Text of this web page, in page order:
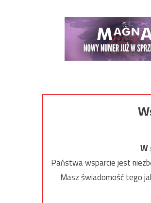
W
Państwa wsparcie jest
Masz świadomość tego